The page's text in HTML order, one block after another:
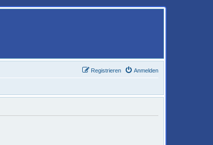
Anmelden
Registrieren